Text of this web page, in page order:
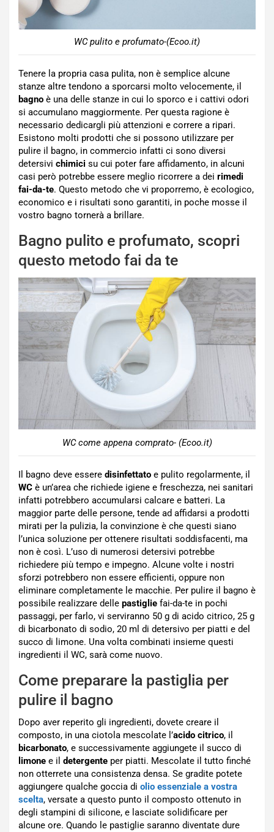
WC pulito e profumato-(Ecoo.it)
Tenere la propria casa pulita, non è semplice alcune
stanze altre tendono a sporcarsi molto velocemente, il
bagno è una delle stanze in cui lo sporco e i cattivi odori
si accumulano maggiormente. Per questa ragione è
necessario dedicargli più attenzioni e correre a ripari.
Esistono molti prodotti che si possono utilizzare per
pulire il bagno, in commercio infatti ci sono diversi
detersivi chimici su cui poter fare affidamento, in alcuni
casi però potrebbe essere meglio ricorrere a dei rimedi
fai-da-te. Questo metodo che vi proporremo, è ecologico,
economico e i risultati sono garantiti, in poche mosse il
vostro bagno tornerà a brillare.
Bagno pulito e profumato, scopri
questo metodo fai da te
WC come appena comprato- (Ecoo.it)
Il bagno deve essere disinfettato e pulito regolarmente, il
WC è un’area che richiede igiene e freschezza, nei sanitari
infatti potrebbero accumularsi calcare e batteri. La
maggior parte delle persone, tende ad affidarsi a prodotti
mirati per la pulizia, la convinzione è che questi siano
l’unica soluzione per ottenere risultati soddisfacenti, ma
non è così. L’uso di numerosi detersivi potrebbe
richiedere più tempo e impegno. Alcune volte i nostri
sforzi potrebbero non essere efficienti, oppure non
eliminare completamente le macchie. Per pulire il bagno è
possibile realizzare delle pastiglie fai-da-te in pochi
passaggi, per farlo, vi serviranno 50 g di acido citrico, 25 g
di bicarbonato di sodio, 20 ml di detersivo per piatti e del
succo di limone. Una volta combinati insieme questi
ingredienti il WC, sarà come nuovo.
Come preparare la pastiglia per
pulire il bagno
Dopo aver reperito gli ingredienti, dovete creare il
composto, in una ciotola mescolate l’acido citrico, il
bicarbonato, e successivamente aggiungete il succo di
limone e il detergente per piatti. Mescolate il tutto finché
non otterrete una consistenza densa. Se gradite potete
aggiungere qualche goccia di olio essenziale a vostra
scelta, versate a questo punto il composto ottenuto in
degli stampini di silicone, e lasciate solidificare per
alcune ore. Quando le pastiglie saranno diventate dure